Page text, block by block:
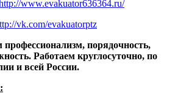
www.evakuator636364.ru/
vk.com/evakuatorptz
порядочность,
Работаем круглосуточно, по
и всей России.